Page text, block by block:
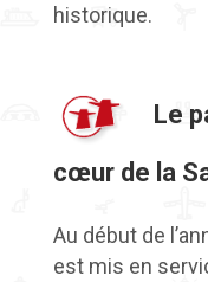
historique.
Le
cœur de la
Au début de
est mis en